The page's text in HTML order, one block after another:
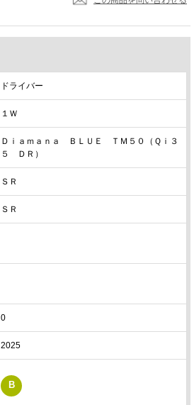
ドライバー
１Ｗ
Ｄｉａｍａｎａ ＢＬＵＥ ＴＭ５０（Ｑｉ３
５ ＤＲ）
ＳＲ
ＳＲ
0
2025
B